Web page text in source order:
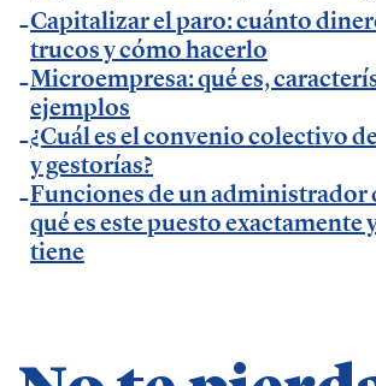
España 2023.
Temáticas de especialización
negocios | startups | contabilidad|
empresas| asesorías| autonomos |
| pequeños negocios | economía |
desarrollo de negocio
Capitalizar el paro: cuánto
trucos y cómo hacerlo
Microempresa: qué es,
ejemplos
¿Cuál es el convenio colectivo
y gestorías?
Funciones de un administrador
qué es este puesto exactamente
tiene